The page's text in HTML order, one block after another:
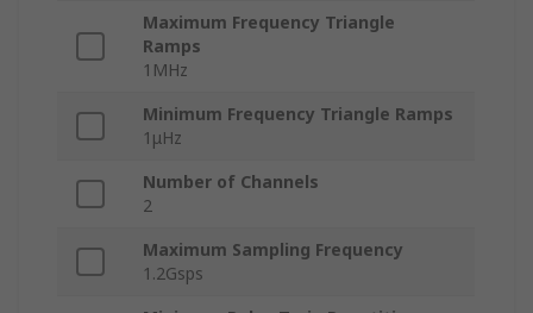
Maximum Frequency Triangle
Ramps
1MHz
Minimum Frequency Triangle Ramps
1μHz
Number of Channels
2
Maximum Sampling Frequency
1.2Gsps